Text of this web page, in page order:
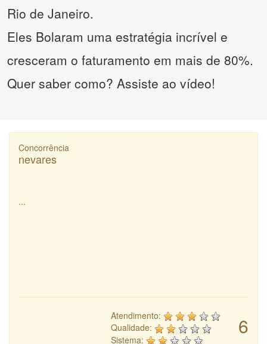
Rio de Janeiro.
Eles Bolaram uma estratégia incrível e
cresceram o faturamento em mais de 80%.
Quer saber como? Assiste ao vídeo!
Concorrência
nevares
...
6
Atendimento:
Qualidade:
Sistema: